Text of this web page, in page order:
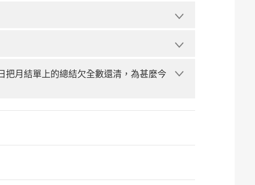
把月結單上的總結欠全數還清，為甚麼今